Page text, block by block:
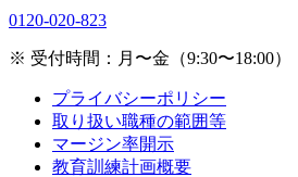
0120-020-823
※ 受付時間：月〜金（9:30〜18:00）
プライバシーポリシー
取り扱い職種の範囲等
マージン率開示
教育訓練計画概要